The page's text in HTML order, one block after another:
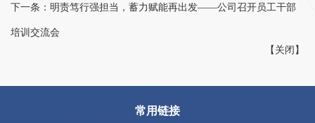
下一条： 明责笃行强担当，蓄力赋能再出发——公司召开员工干部
培训交流会
【关闭】
常用链接